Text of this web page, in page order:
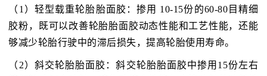
（1）轻型载重轮胎胎面胶：掺用 10-15份的60-80目精细
胶粉，既可以改善轮胎胎面胶动态性能和工艺性能，还能
够减少轮胎行驶中的滞后损失，提高轮胎使用寿命。
（2）斜交轮胎胎面胶：斜交轮胎胎面胶中掺用15份左右